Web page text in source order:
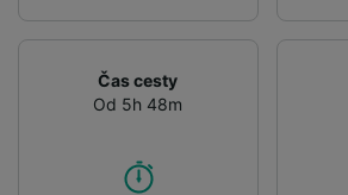
Čas cesty
Od 5h 48m